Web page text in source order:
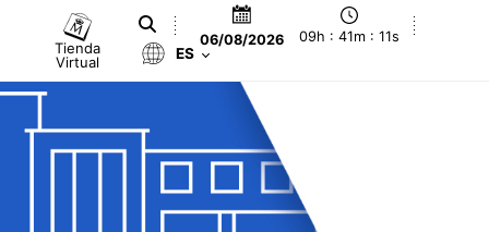
Tienda
Virtual
06/08/2026 09h : 41m : 11s
ES